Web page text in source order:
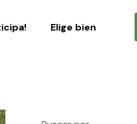
Elige bien